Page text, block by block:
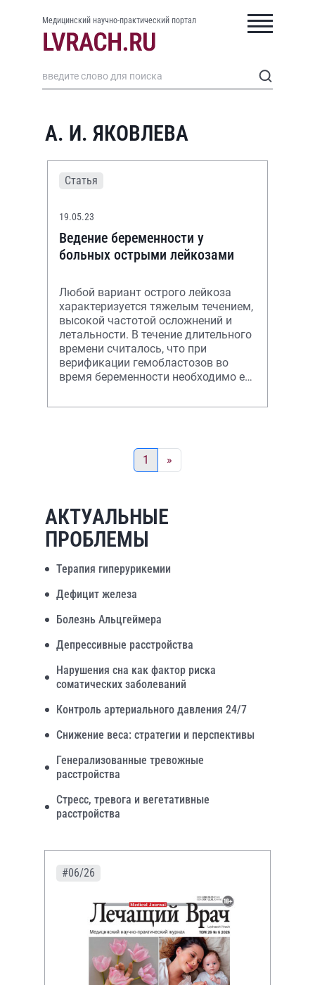
Медицинский научно-практический портал
А. И. ЯКОВЛЕВА
Статья
19.05.23
Ведение беременности у
больных острыми лейкозами
Любой вариант острого лейкоза
характеризуется тяжелым течением,
высокой частотой осложнений и
летальности. В течение длительного
времени считалось, что при
верификации гемобластозов во
время беременности необходимо ее
исследован
1 »
АКТУАЛЬНЫЕ
ПРОБЛЕМЫ
Терапия гиперурикемии
Дефицит железа
Болезнь Альцгеймера
Депрессивные расстройства
Нарушения сна как фактор риска
соматических заболеваний
Контроль артериального давления 24/7
Снижение веса: стратегии и перспективы
Генерализованные тревожные
расстройства
Стресс, тревога и вегетативные
расстройства
#06/26